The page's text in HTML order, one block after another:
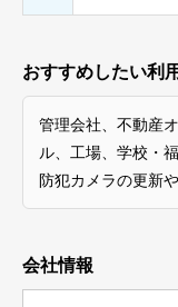
おすすめしたい利
管理会社、不動産
ル、工場、学校・
防犯カメラの更新
会社情報